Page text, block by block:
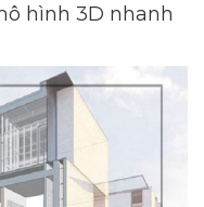
hình 3D nhanh